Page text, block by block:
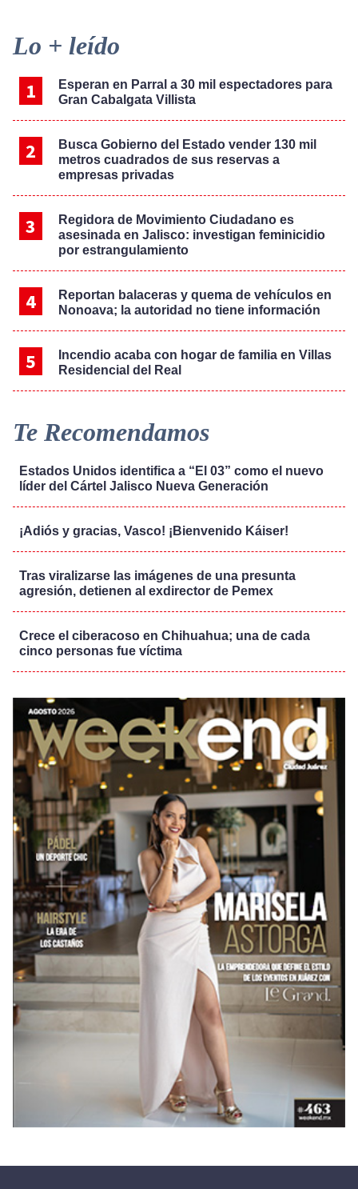
Primary
Sidebar
Lo + leído
Esperan en Parral a 30 mil espectadores para
Gran Cabalgata Villista
Busca Gobierno del Estado vender 130 mil
metros cuadrados de sus reservas a
empresas privadas
Regidora de Movimiento Ciudadano es
asesinada en Jalisco: investigan feminicidio
por estrangulamiento
Reportan balaceras y quema de vehículos en
Nonoava; la autoridad no tiene información
Incendio acaba con hogar de familia en Villas
Residencial del Real
Te Recomendamos
Estados Unidos identifica a “El 03” como el nuevo
líder del Cártel Jalisco Nueva Generación
¡Adiós y gracias, Vasco! ¡Bienvenido Káiser!
Tras viralizarse las imágenes de una presunta
agresión, detienen al exdirector de Pemex
Crece el ciberacoso en Chihuahua; una de cada
cinco personas fue víctima